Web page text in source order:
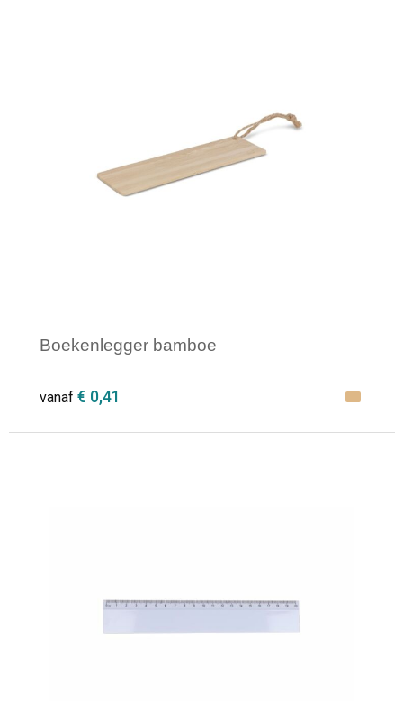
Boekenlegger bamboe
vanaf € 0,41